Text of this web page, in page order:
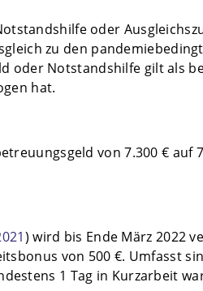
oder
zu den
oder Notstandshilfe gilt als
hat.
von 7.300 € auf
) wird bis Ende März 2022
von 500 €. Umfasst
1 Tag in Kurzarbeit